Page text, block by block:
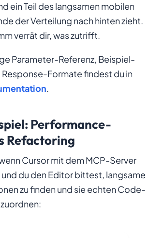
ein Teil des langsamen mobilen
der Verteilung nach hinten zieht.
verrät dir, was zutrifft.
Parameter-Referenz, Beispiel-
Response-Formate findest du in
.
Performance-
Refactoring
Cursor mit dem MCP-Server
du den Editor bittest, langsame
zu finden und sie echten Code-